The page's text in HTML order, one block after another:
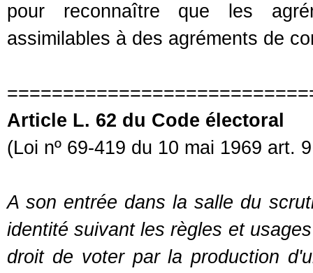
pour reconnaître que les
assimilables à des agréments de
Article L. 62 du Code électoral
(Loi nº 69-419 du 10 mai 1969 art.
A son entrée dans la salle du
identité suivant les règles et
droit de voter par la production